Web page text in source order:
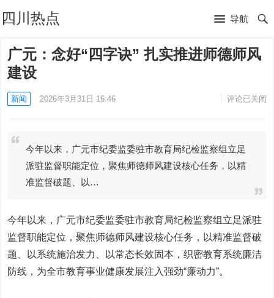
四川热点 导航
广元：念好“四字诀” 扎实推进师德师风
建设
新闻 2026年3月31日 16:46 评论已关闭
今年以来，广元市纪委监委驻市教育局纪检监察组立足
派驻监督职能定位，聚焦师德师风建设核心任务，以精
准监督破题、以…
今年以来，广元市纪委监委驻市教育局纪检监察组立足派驻
监督职能定位，聚焦师德师风建设核心任务，以精准监督破
题、以系统施治发力、以常态长效固本，织密教育系统廉洁
防线，为全市教育事业健康发展注入强劲“廉动力”。